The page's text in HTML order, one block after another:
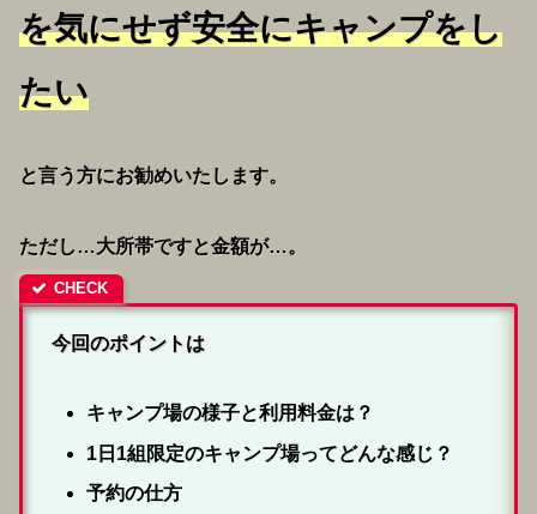
を気にせず安全にキャンプをし
たい
と言う方にお勧めいたします。
ただし…大所帯ですと金額が…。
今回のポイントは
キャンプ場の様子と利用料金は？
1日1組限定のキャンプ場ってどんな感じ？
予約の仕方